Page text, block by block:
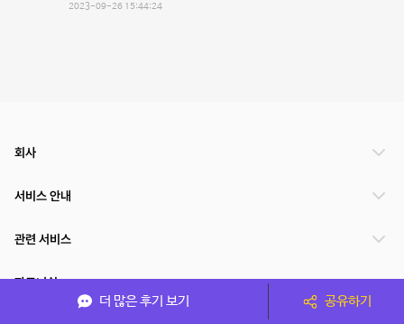
2023-09-26 15:44:24
더 많은 후기 보기 공유하기
회사
서비스 안내
관련 서비스
파트너쉽